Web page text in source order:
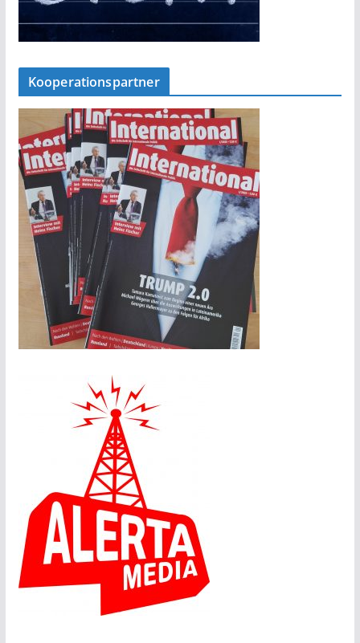
Kooperationspartner